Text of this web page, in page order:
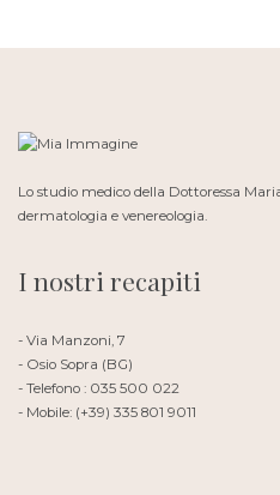
Lo studio medico della Dottoressa
dermatologia e venereologia.
I nostri recapiti
- Via Manzoni, 7
- Osio Sopra (BG)
- Telefono : 035 500 022
- Mobile: (+39) 335 801 9011